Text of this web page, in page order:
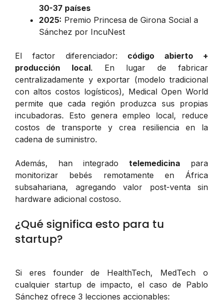
30-37 países
2025: Premio Princesa de Girona Social a
Sánchez por IncuNest
El factor diferenciador: código abierto +
producción local. En lugar de fabricar
centralizadamente y exportar (modelo tradicional
con altos costos logísticos), Medical Open World
permite que cada región produzca sus propias
incubadoras. Esto genera empleo local, reduce
costos de transporte y crea resiliencia en la
cadena de suministro.
Además, han integrado telemedicina para
monitorizar bebés remotamente en África
subsahariana, agregando valor post-venta sin
hardware adicional costoso.
¿Qué significa esto para tu
startup?
Si eres founder de HealthTech, MedTech o
cualquier startup de impacto, el caso de Pablo
Sánchez ofrece 3 lecciones accionables: